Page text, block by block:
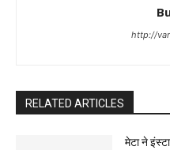
http://
RELATED ARTICLES
मेटा ने